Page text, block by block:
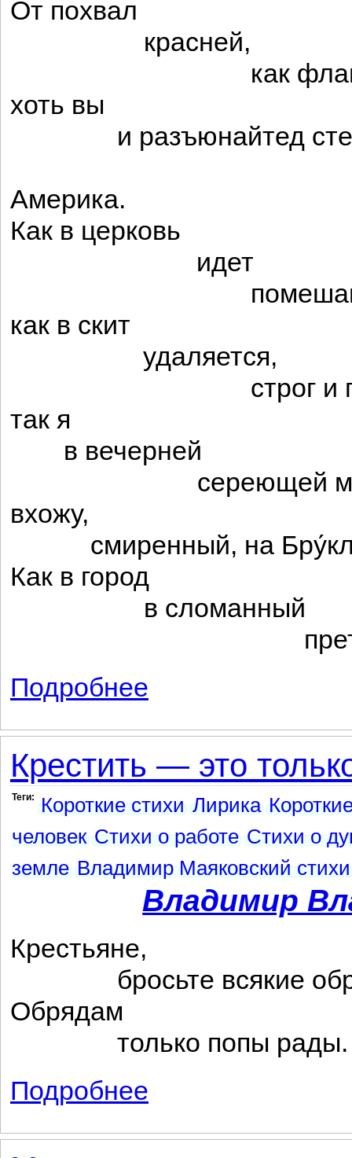
От похвал
красней,
как флага
хоть вы
и разъюнайтед
Америка.
Как в церковь
идет
как в скит
удаляется,
строг и
так я
в вечерней
сереющей
вхожу,
смиренный, на
Как в город
в сломанный
прет
Подробнее
Крестить — это
Теги: Короткие стихи Лирика
человек Стихи о работе Стихи о
земле Владимир Маяковский стихи
Владимир
Крестьяне,
бросьте всякие
Обрядам
только попы рады.
Подробнее